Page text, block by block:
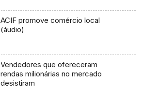
ACIF promove comércio local
(áudio)
Vendedores que ofereceram
rendas milionárias no mercado
desistiram